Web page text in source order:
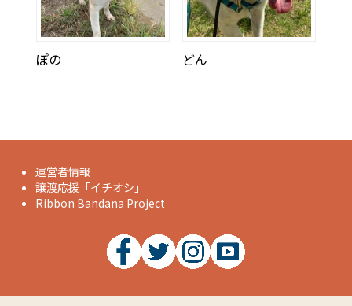
ぽの どん
運営者情報
譲渡応援「イチオシ」
Ribbon Bandana Project